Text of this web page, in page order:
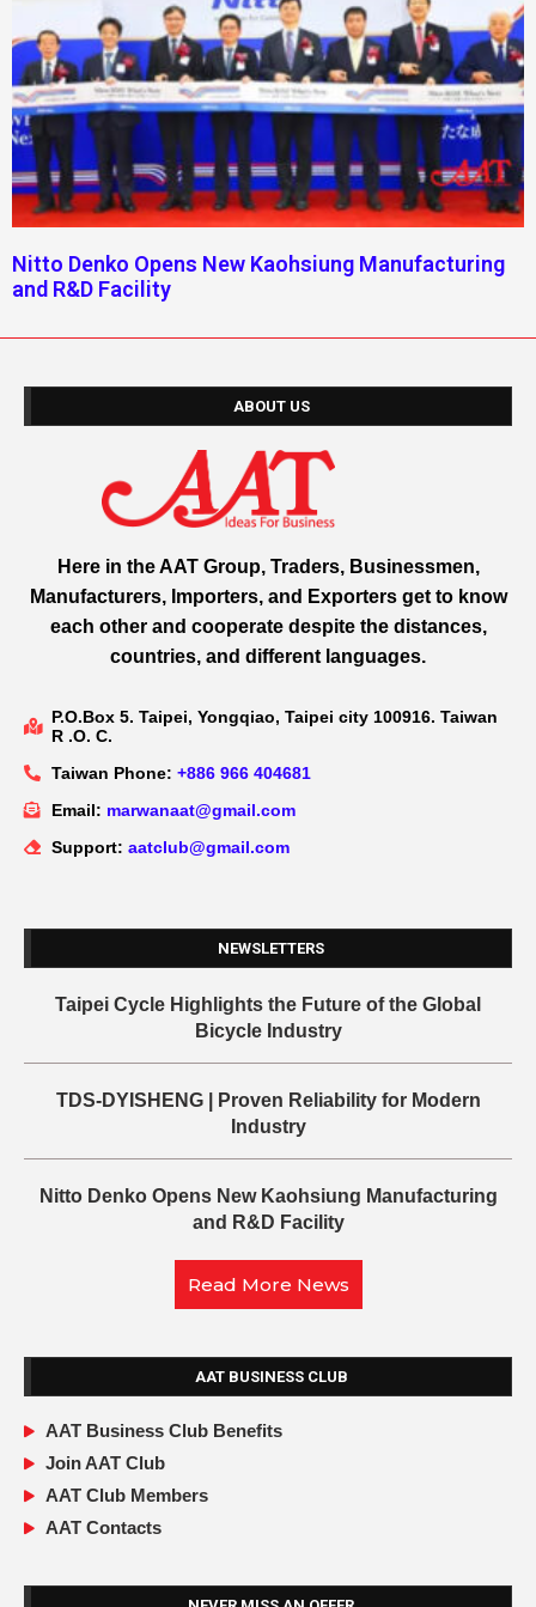
Nitto Denko Opens New Kaohsiung Manufacturing
and R&D Facility
ABOUT US
Here in the AAT Group, Traders, Businessmen,
Manufacturers, Importers, and Exporters get to know
each other and cooperate despite the distances,
countries, and different languages.
P.O.Box 5. Taipei, Yongqiao, Taipei city 100916. Taiwan
R .O. C.
Taiwan Phone: +886 966 404681
Email: marwanaat@gmail.com
Support: aatclub@gmail.com
NEWSLETTERS
Taipei Cycle Highlights the Future of the Global
Bicycle Industry
TDS-DYISHENG | Proven Reliability for Modern
Industry
Nitto Denko Opens New Kaohsiung Manufacturing
and R&D Facility
Read More News
AAT BUSINESS CLUB
AAT Business Club Benefits
Join AAT Club
AAT Club Members
AAT Contacts